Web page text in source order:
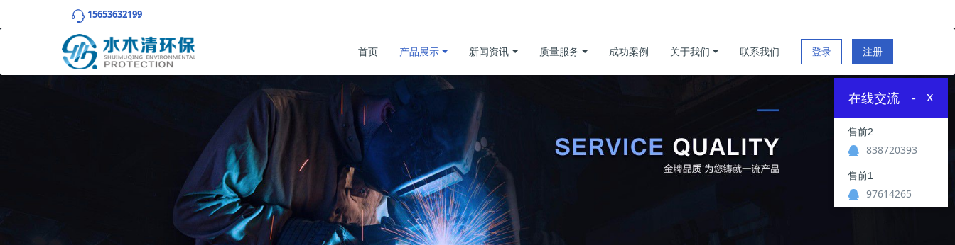
15653632199
登录 注册
首页 产品展示 新闻资讯 质量服务 成功案例 关于我们 联系我们
在线交流 x
-
售前2
838720393
售前1
97614265